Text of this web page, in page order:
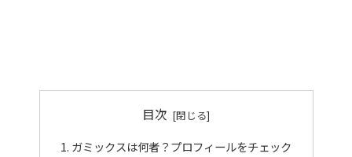
目次
ガミックスは何者？プロフィールをチェック